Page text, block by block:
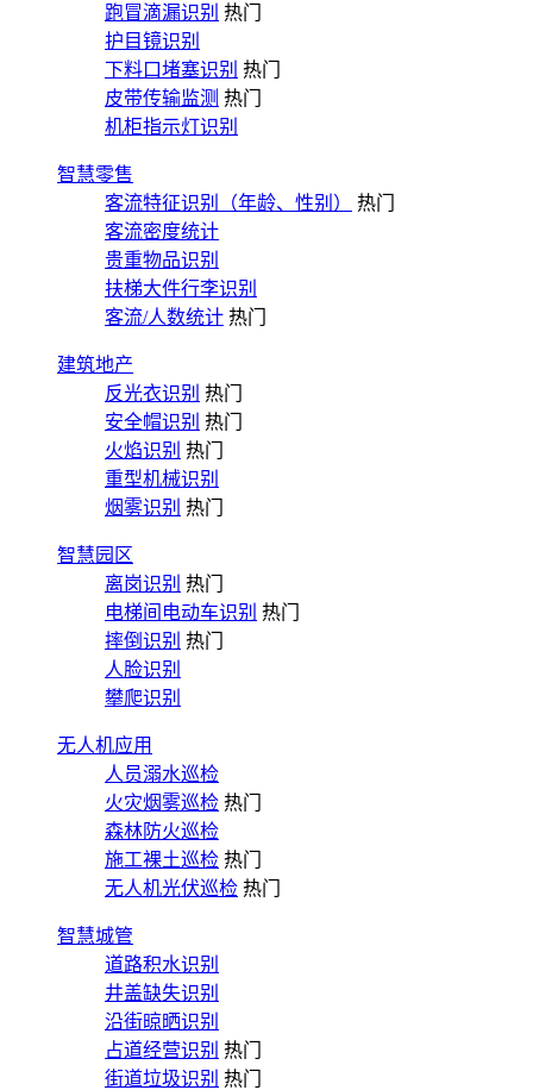
跑冒滴漏识别 热门
护目镜识别
下料口堵塞识别 热门
皮带传输监测 热门
机柜指示灯识别
智慧零售
客流特征识别（年龄、性别）
热门
客流密度统计
贵重物品识别
扶梯大件行李识别
客流/人数统计 热门
建筑地产
反光衣识别 热门
安全帽识别 热门
火焰识别 热门
重型机械识别
烟雾识别 热门
智慧园区
离岗识别 热门
电梯间电动车识别 热门
摔倒识别 热门
人脸识别
攀爬识别
无人机应用
人员溺水巡检
火灾烟雾巡检 热门
森林防火巡检
施工裸土巡检 热门
无人机光伏巡检 热门
智慧城管
道路积水识别
井盖缺失识别
沿街晾晒识别
占道经营识别 热门
街道垃圾识别 热门